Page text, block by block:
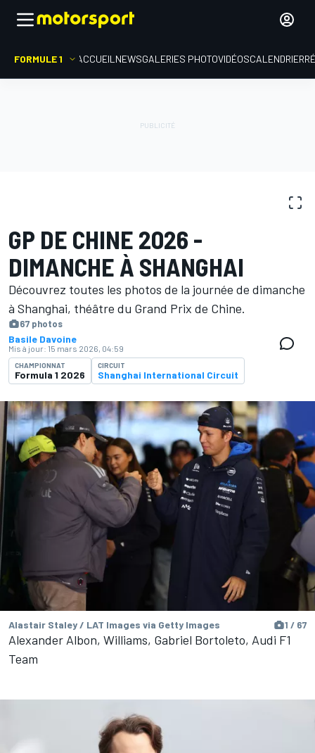
FORMULE 1 ACCUEIL NEWSGALERIES PHOTOVIDÉOSCALENDRIER
GP DE CHINE 2026 -
DIMANCHE À SHANGHAI
Découvrez toutes les photos de la journée de dimanche
à Shanghai, théâtre du Grand Prix de Chine.
67 photos
Basile Davoine
Mis à jour: 15 mars 2026, 04:59
CHAMPIONNAT
Formula 1 2026
CIRCUIT
Shanghai International Circuit
Alastair Staley / LAT Images via Getty Images 1 / 67
Alexander Albon, Williams, Gabriel Bortoleto, Audi F1
Team